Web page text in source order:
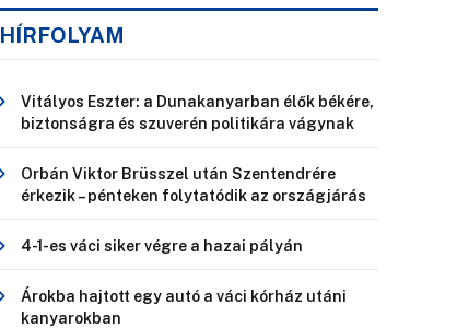
HÍRFOLYAM
Vitályos Eszter: a Dunakanyarban élők békére,
biztonságra és szuverén politikára vágynak
Orbán Viktor Brüsszel után Szentendrére
érkezik – pénteken folytatódik az országjárás
4-1-es váci siker végre a hazai pályán
Árokba hajtott egy autó a váci kórház utáni
kanyarokban